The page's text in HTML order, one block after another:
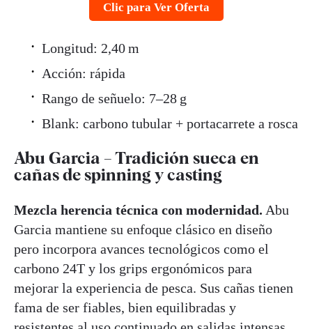
Clic para Ver Oferta
Longitud: 2,40 m
Acción: rápida
Rango de señuelo: 7–28 g
Blank: carbono tubular + portacarrete a rosca
Abu Garcia – Tradición sueca en
cañas de spinning y casting
Mezcla herencia técnica con modernidad. Abu
Garcia mantiene su enfoque clásico en diseño
pero incorpora avances tecnológicos como el
carbono 24T y los grips ergonómicos para
mejorar la experiencia de pesca. Sus cañas tienen
fama de ser fiables, bien equilibradas y